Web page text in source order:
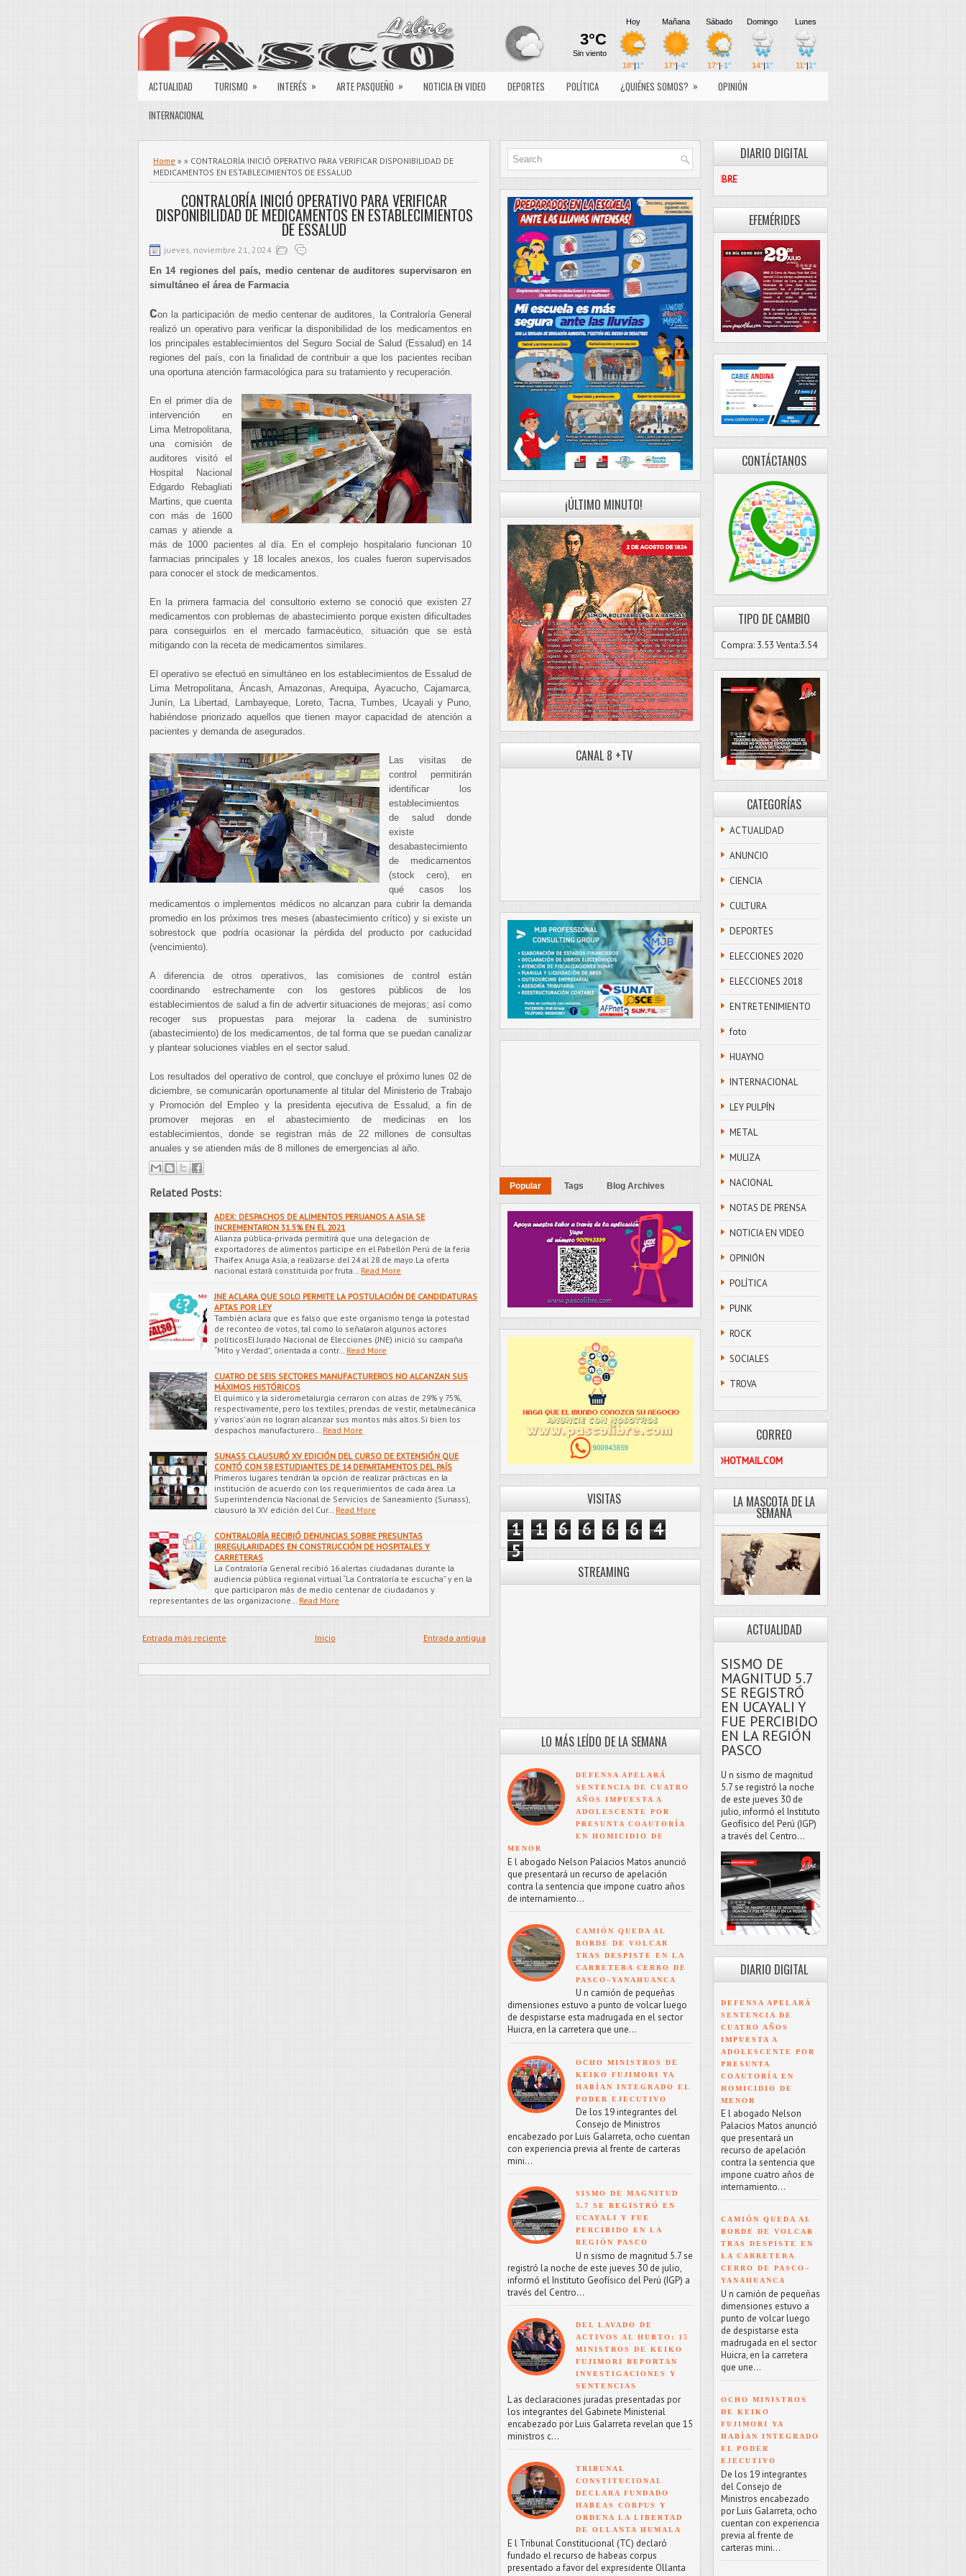
ACTUALIDAD TURISMO » INTERÉS » ARTE PASQUEÑO » NOTICIA EN VIDEO DEPORTES POLÍTICA ¿QUIÉNES SOMOS? »
OPINIÓN
INTERNACIONAL
Home » » CONTRALORÍA INICIÓ OPERATIVO PARA VERIFICAR DISPONIBILIDAD DE
MEDICAMENTOS EN ESTABLECIMIENTOS DE ESSALUD
CONTRALORÍA INICIÓ OPERATIVO PARA VERIFICAR
DISPONIBILIDAD DE MEDICAMENTOS EN ESTABLECIMIENTOS
DE ESSALUD
jueves, noviembre 21, 2024
En 14 regiones del país, medio centenar de auditores supervisaron en
simultáneo el área de Farmacia
Con la participación de medio centenar de auditores, la Contraloría General
realizó un operativo para verificar la disponibilidad de los medicamentos en
los principales establecimientos del Seguro Social de Salud (Essalud) en 14
regiones del país, con la finalidad de contribuir a que los pacientes reciban
una oportuna atención farmacológica para su tratamiento y recuperación.
En el primer día de
intervención en
Lima Metropolitana,
una comisión de
auditores visitó el
Hospital Nacional
Edgardo Rebagliati
Martins, que cuenta
con más de 1600
camas y atiende a
más de 1000 pacientes al día. En el complejo hospitalario funcionan 10
farmacias principales y 18 locales anexos, los cuales fueron supervisados
para conocer el stock de medicamentos.
En la primera farmacia del consultorio externo se conoció que existen 27
medicamentos con problemas de abastecimiento porque existen dificultades
para conseguirlos en el mercado farmacéutico, situación que se está
mitigando con la receta de medicamentos similares.
El operativo se efectuó en simultáneo en los establecimientos de Essalud de
Lima Metropolitana, Áncash, Amazonas, Arequipa, Ayacucho, Cajamarca,
Junín, La Libertad, Lambayeque, Loreto, Tacna, Tumbes, Ucayali y Puno,
habiéndose priorizado aquellos que tienen mayor capacidad de atención a
pacientes y demanda de asegurados.
Las visitas de
control permitirán
identificar los
establecimientos
de salud donde
existe
desabastecimiento
de medicamentos
(stock cero), en
qué casos los
medicamentos o implementos médicos no alcanzan para cubrir la demanda
promedio en los próximos tres meses (abastecimiento crítico) y si existe un
sobrestock que podría ocasionar la pérdida del producto por caducidad
(vencimiento).
A diferencia de otros operativos, las comisiones de control están
coordinando estrechamente con los gestores públicos de los
establecimientos de salud a fin de advertir situaciones de mejoras; así como
recoger sus propuestas para mejorar la cadena de suministro
(abastecimiento) de los medicamentos, de tal forma que se puedan canalizar
y plantear soluciones viables en el sector salud.
Los resultados del operativo de control, que concluye el próximo lunes 02 de
diciembre, se comunicarán oportunamente al titular del Ministerio de Trabajo
y Promoción del Empleo y la presidenta ejecutiva de Essalud, a fin de
promover mejoras en el abastecimiento de medicinas en los
establecimientos, donde se registran más de 22 millones de consultas
anuales y se atienden más de 8 millones de emergencias al año.
Related Posts:
ADEX: DESPACHOS DE ALIMENTOS PERUANOS A ASIA SE
INCREMENTARON 31.5% EN EL 2021
Alianza pública-privada permitirá que una delegación de
exportadores de alimentos participe en el Pabellón Perú de la feria
Thaifex Anuga Asia, a realizarse del 24 al 28 de mayo.La oferta
nacional estará constituida por fruta…
Read More
JNE ACLARA QUE SOLO PERMITE LA POSTULACIÓN DE CANDIDATURAS
APTAS POR LEY
También aclara que es falso que este organismo tenga la potestad
de reconteo de votos, tal como lo señalaron algunos actores
políticosEl Jurado Nacional de Elecciones (JNE) inició su campaña
“Mito y Verdad”, orientada a contr…
Read More
CUATRO DE SEIS SECTORES MANUFACTUREROS NO ALCANZAN SUS
MÁXIMOS HISTÓRICOS
El químico y la siderometalurgia cerraron con alzas de 29% y 75%,
respectivamente, pero los textiles, prendas de vestir, metalmecánica
y ‘varios’ aún no logran alcanzar sus montos más altos.Si bien los
despachos manufacturero…
Read More
SUNASS CLAUSURÓ XV EDICIÓN DEL CURSO DE EXTENSIÓN QUE
CONTÓ CON 58 ESTUDIANTES DE 14 DEPARTAMENTOS DEL PAÍS
Primeros lugares tendrán la opción de realizar prácticas en la
institución de acuerdo con los requerimientos de cada área. La
Superintendencia Nacional de Servicios de Saneamiento (Sunass),
clausuró la XV edición del Cur…
Read More
CONTRALORÍA RECIBIÓ DENUNCIAS SOBRE PRESUNTAS
IRREGULARIDADES EN CONSTRUCCIÓN DE HOSPITALES Y
CARRETERAS
La Contraloría General recibió 16 alertas ciudadanas durante la
audiencia pública regional virtual “La Contraloría te escucha” y en la
que participaron más de medio centenar de ciudadanos y
representantes de las organizacione…
Read More
Entrada más reciente Entrada antigua
Inicio
¡ÚLTIMO MINUTO!
CANAL 8 +TV
Popular Tags Blog Archives
VISITAS
1 1 6 6 6 6
4
5
STREAMING
LO MÁS LEÍDO DE LA SEMANA
DEFENSA APELARÁ
SENTENCIA DE CUATRO
AÑOS IMPUESTA A
ADOLESCENTE POR
PRESUNTA COAUTORÍA
EN HOMICIDIO DE
MENOR
E l abogado Nelson Palacios Matos anunció
que presentará un recurso de apelación
contra la sentencia que impone cuatro años
de internamiento...
CAMIÓN QUEDA AL
BORDE DE VOLCAR
TRAS DESPISTE EN LA
CARRETERA CERRO DE
PASCO–YANAHUANCA
U n camión de pequeñas
dimensiones estuvo a punto de volcar luego
de despistarse esta madrugada en el sector
Huicra, en la carretera que une...
OCHO MINISTROS DE
KEIKO FUJIMORI YA
HABÍAN INTEGRADO EL
PODER EJECUTIVO
De los 19 integrantes del
Consejo de Ministros
encabezado por Luis Galarreta, ocho cuentan
con experiencia previa al frente de carteras
mini...
SISMO DE MAGNITUD
5.7 SE REGISTRÓ EN
UCAYALI Y FUE
PERCIBIDO EN LA
REGIÓN PASCO
U n sismo de magnitud 5.7 se
registró la noche de este jueves 30 de julio,
informó el Instituto Geofísico del Perú (IGP) a
través del Centro...
DEL LAVADO DE
ACTIVOS AL HURTO: 15
MINISTROS DE KEIKO
FUJIMORI REPORTAN
INVESTIGACIONES Y
SENTENCIAS
L as declaraciones juradas presentadas por
los integrantes del Gabinete Ministerial
encabezado por Luis Galarreta revelan que 15
ministros c...
TRIBUNAL
CONSTITUCIONAL
DECLARA FUNDADO
HABEAS CORPUS Y
ORDENA LA LIBERTAD
DE OLLANTA HUMALA
E l Tribunal Constitucional (TC) declaró
fundado el recurso de habeas corpus
presentado a favor del expresidente Ollanta
DIARIO DIGITAL
EFEMÉRIDES
CONTÁCTANOS
TIPO DE CAMBIO
Compra: 3.53 Venta:3.54
CATEGORÍAS
ACTUALIDAD
ANUNCIO
CIENCIA
CULTURA
DEPORTES
ELECCIONES 2020
ELECCIONES 2018
ENTRETENIMIENTO
foto
HUAYNO
INTERNACIONAL
LEY PULPÍN
METAL
MULIZA
NACIONAL
NOTAS DE PRENSA
NOTICIA EN VIDEO
OPINIÓN
POLÍTICA
PUNK
ROCK
SOCIALES
TROVA
CORREO
PASCOLIBRE@HOTMAIL.COM
LA MASCOTA DE LA
SEMANA
ACTUALIDAD
SISMO DE
MAGNITUD 5.7
SE REGISTRÓ
EN UCAYALI Y
FUE PERCIBIDO
EN LA REGIÓN
PASCO
U n sismo de magnitud
5.7 se registró la noche
de este jueves 30 de
julio, informó el Instituto
Geofísico del Perú (IGP)
a través del Centro...
DIARIO DIGITAL
DEFENSA APELARÁ
SENTENCIA DE
CUATRO AÑOS
IMPUESTA A
ADOLESCENTE POR
PRESUNTA
COAUTORÍA EN
HOMICIDIO DE
MENOR
E l abogado Nelson
Palacios Matos anunció
que presentará un
recurso de apelación
contra la sentencia que
impone cuatro años de
internamiento...
CAMIÓN QUEDA AL
BORDE DE VOLCAR
TRAS DESPISTE EN
LA CARRETERA
CERRO DE PASCO–
YANAHUANCA
U n camión de pequeñas
dimensiones estuvo a
punto de volcar luego
de despistarse esta
madrugada en el sector
Huicra, en la carretera
que une...
OCHO MINISTROS
DE KEIKO
FUJIMORI YA
HABÍAN INTEGRADO
EL PODER
EJECUTIVO
De los 19 integrantes
del Consejo de
Ministros encabezado
por Luis Galarreta, ocho
cuentan con experiencia
previa al frente de
carteras mini...